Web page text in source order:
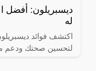
ديسبريلون: أفضل
له
اكتشف فوائد
لتحسين صحتك ودعم